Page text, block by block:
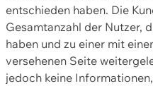
entschieden haben. Die
Gesamtanzahl der Nutzer,
haben und zu einer mit
versehenen Seite
jedoch keine